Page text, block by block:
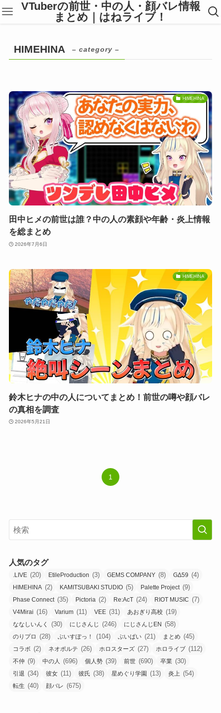
VTuberの前世・中の人・顔バレ情報
まとめ｜はねライブ！
HIMEHINA – category –
HIMEHINA
田中ヒメの前世は誰？中の人の素顔や年齢・炎上情報
を総まとめ
2026年7月6日
HIMEHINA
鈴木ヒナの中の人についてまとめ！前世の噂や顔バレ
の真相を調査
2026年5月21日
1
人気のタグ
.LIVE (20) EtileProduction (3) GEMS COMPANY (8) GΔ59 (4)
HIMEHINA (2) KAMITSUBAKI STUDIO (5) Palette Project (9)
Phase Connect (35) Pictoria (2) Re:AcT (24) RIOT MUSIC (7)
V4Mirai (16) Varium (11) VEE (31) あおぎり高校 (19)
ななしいんく (30) にじさんじ (246) にじさんじEN (58)
のりプロ (28) ぶいすぽっ！ (104) ぶいぱい (21) まとめ (45)
コラボ (2) ネオポルテ (26) ホロスターズ (27) ホロライブ (112)
不仲 (9) 中の人 (696) 個人勢 (39) 前世 (690) 卒業 (30)
引退 (34) 彼女 (11) 彼氏 (38) 星めぐり学園 (13) 炎上 (54)
転生 (40) 顔バレ (675)